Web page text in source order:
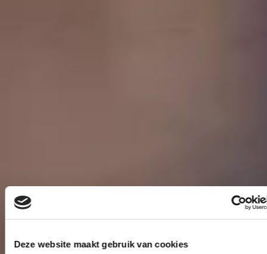
Deze website maakt gebruik van cookies